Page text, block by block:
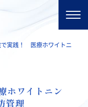
実践！ 医療ホワイトニ
ワイトニン
管理